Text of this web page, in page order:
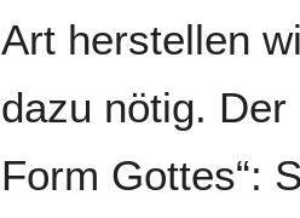
Art herstellen
dazu nötig.
Form Gottes“: